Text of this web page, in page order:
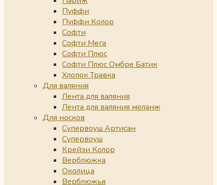
Пуффи
Пуффи Колор
Софти
Софти Мега
Софти Плюс
Софти Плюс Омбре Батик
Хлопок Травка
Для валяния
Лента для валяния
Лента для валяния меланж
Для носков
Супервоуш Артисан
Супервоуш
Крейзи Колор
Верблюжка
Околица
Верблюжья